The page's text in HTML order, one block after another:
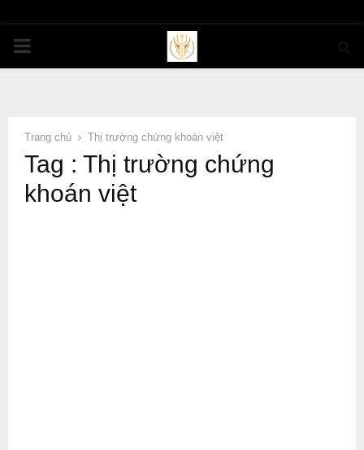
PRIMARY
Trang chủ Thị trường chứng khoán việt
Tag : Thị trường chứng
khoán việt